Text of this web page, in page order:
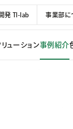
発 TI-lab 事業部に
リューション事例紹介